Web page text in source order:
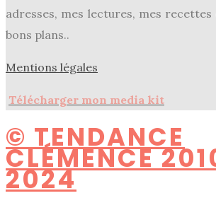
adresses, mes lectures, mes recettes
bons plans..
Mentions légales
Télécharger mon media kit
© TENDANCE
CLÉMENCE
2024